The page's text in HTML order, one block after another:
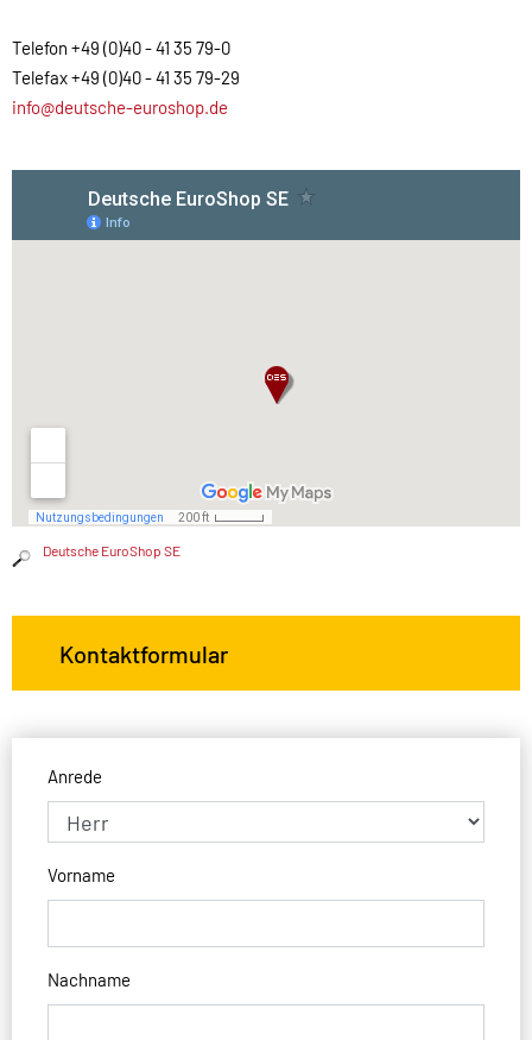
Telefon +49 (0)40 - 41 35 79-0
Telefax +49 (0)40 - 41 35 79-29
info@deutsche-euroshop.de
Deutsche EuroShop SE
Kontaktformular
Anrede
Vorname
Nachname